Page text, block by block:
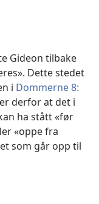
Gideon tilbake
Dette stedet
i Dommerne 8:
derfor at det i
ha stått «før
«oppe fra
som går opp til